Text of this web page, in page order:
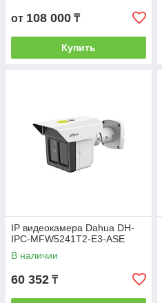
от 108 000 ₸
Купить
IP видеокамера Dahua DH-
IPC-MFW5241T2-E3-ASE
В наличии
60 352 ₸